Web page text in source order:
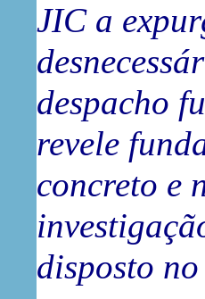
JIC a
despacho
revele
concreto e
disposto